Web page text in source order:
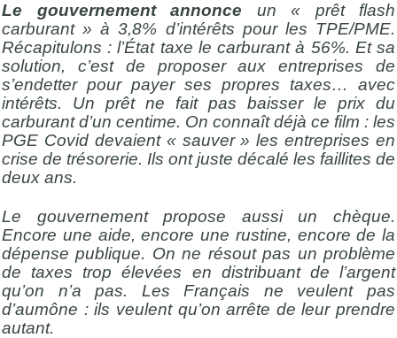
Le gouvernement annonce un « prêt flash
carburant » à 3,8% d’intérêts pour les TPE/PME.
Récapitulons : l’État taxe le carburant à 56%. Et sa
solution, c’est de proposer aux entreprises de
s’endetter pour payer ses propres taxes… avec
intérêts. Un prêt ne fait pas baisser le prix du
carburant d’un centime. On connaît déjà ce film : les
PGE Covid devaient « sauver » les entreprises en
crise de trésorerie. Ils ont juste décalé les faillites de
deux ans.
Le gouvernement propose aussi un chèque.
Encore une aide, encore une rustine, encore de la
dépense publique. On ne résout pas un problème
de taxes trop élevées en distribuant de l’argent
qu’on n’a pas. Les Français ne veulent pas
d’aumône : ils veulent qu’on arrête de leur prendre
autant.